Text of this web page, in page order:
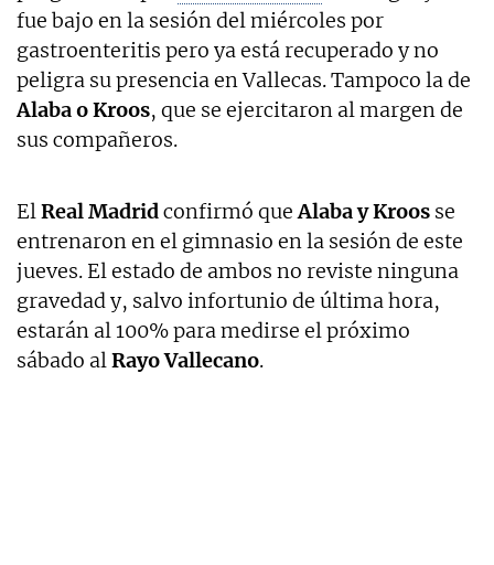
fue bajo en la sesión del miércoles por
gastroenteritis pero ya está recuperado y no
peligra su presencia en Vallecas. Tampoco la de
Alaba o Kroos, que se ejercitaron al margen de
sus compañeros.
ElReal Madridconfirmó queAlaba y Kroos se
entrenaron en el gimnasio en la sesión de este
jueves. El estado de ambos no reviste ninguna
gravedad y, salvo infortunio de última hora,
estarán al 100% para medirse el próximo
sábado alRayo Vallecano.